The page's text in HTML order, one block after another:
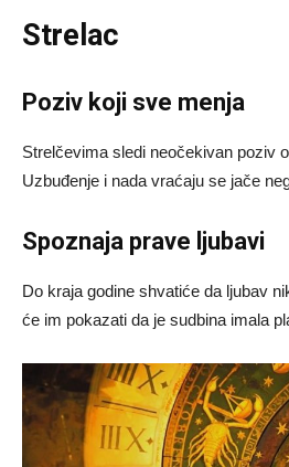
Strelac
Poziv koji sve menja
Strelčevima sledi neočekivan poziv
Uzbuđenje i nada vraćaju se jače
Spoznaja prave ljubavi
Do kraja godine shvatiće da ljubav
će im pokazati da je sudbina imala